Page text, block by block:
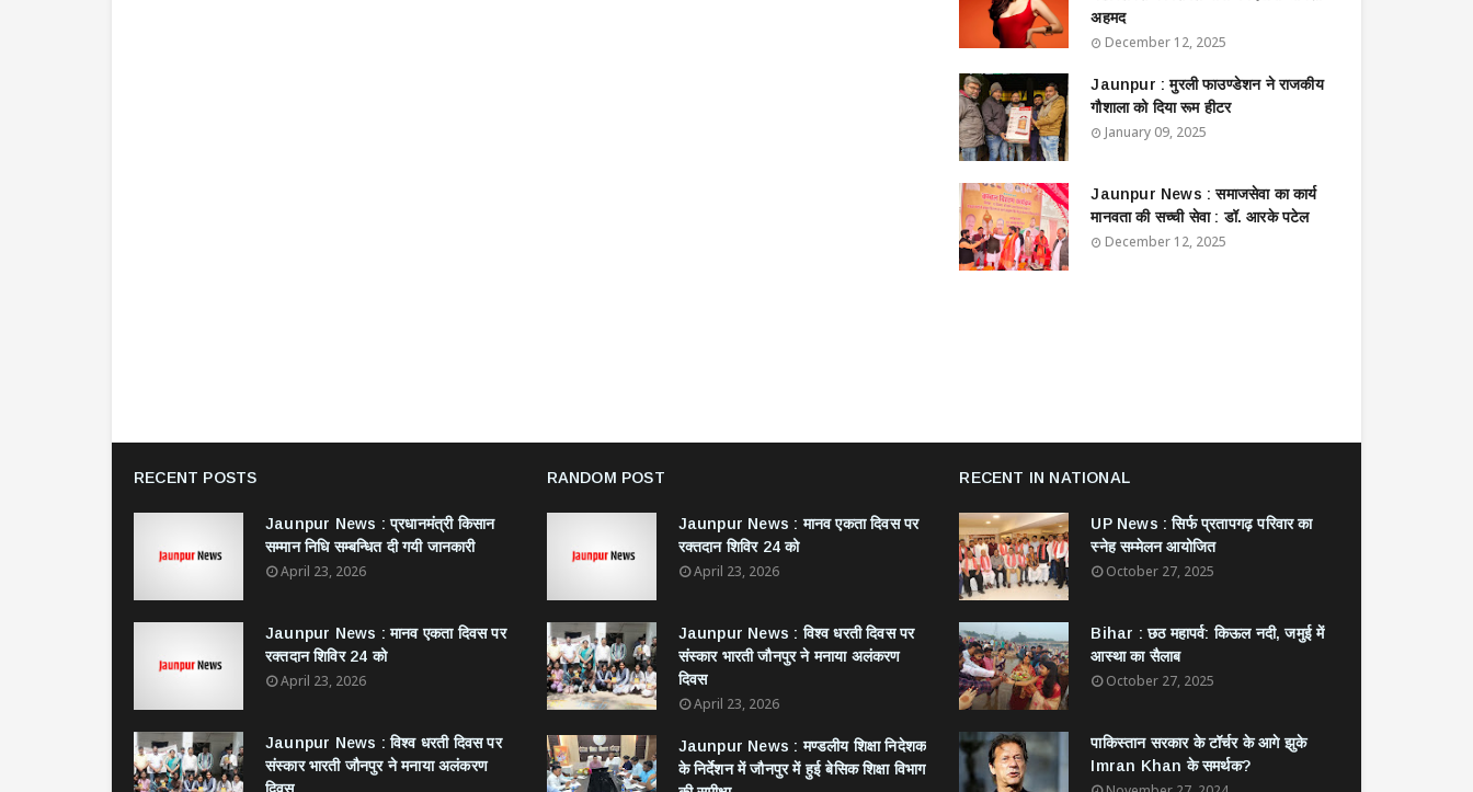
अहमद
December 12, 2025
Jaunpur : ​मुरली फाउण्डेशन ने राजकीय
गौशाला को दिया रूम हीटर
January 09, 2025
Jaunpur News : ​समाजसेवा का कार्य
मानवता की सच्ची सेवा : डॉ. आरके पटेल
December 12, 2025
RECENT POSTS
Jaunpur News : ​प्रधानमंत्री किसान
सम्मान निधि सम्बन्धित दी गयी जानकारी
April 23, 2026
Jaunpur News : ​मानव एकता दिवस पर
रक्तदान शिविर 24 को
April 23, 2026
Jaunpur News : विश्व धरती दिवस पर
संस्कार भारती जौनपुर ने मनाया अलंकरण
RANDOM POST
Jaunpur News : ​मानव एकता दिवस पर
रक्तदान शिविर 24 को
April 23, 2026
Jaunpur News : विश्व धरती दिवस पर
संस्कार भारती जौनपुर ने मनाया अलंकरण
दिवस
April 23, 2026
Jaunpur News : ​मण्डलीय शिक्षा निदेशक
के निर्देशन में जौनपुर में हुई बेसिक शिक्षा विभाग
RECENT IN NATIONAL
UP News : सिर्फ प्रतापगढ़ परिवार का
स्नेह सम्मेलन आयोजित
October 27, 2025
Bihar : छठ महापर्व: किऊल नदी, जमुई में
आस्था का सैलाब
October 27, 2025
​पाकिस्तान सरकार के टॉर्चर के आगे झुके
Imran Khan के समर्थक?